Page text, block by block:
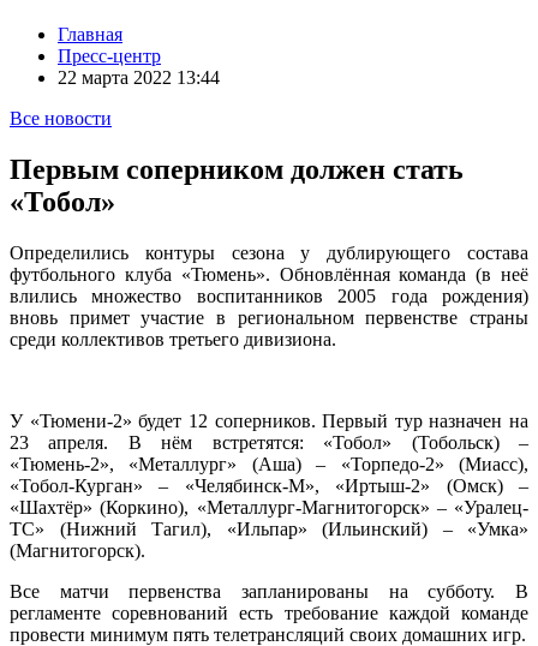
Главная
Пресс-центр
22 марта 2022 13:44
Все новости
Первым соперником должен стать
«Тобол»
Определились контуры сезона у дублирующего состава
футбольного клуба «Тюмень». Обновлённая команда (в неё
влились множество воспитанников 2005 года рождения)
вновь примет участие в региональном первенстве страны
среди коллективов третьего дивизиона.
У «Тюмени-2» будет 12 соперников. Первый тур назначен на
23 апреля. В нём встретятся: «Тобол» (Тобольск) –
«Тюмень-2», «Металлург» (Аша) – «Торпедо-2» (Миасс),
«Тобол-Курган» – «Челябинск-М», «Иртыш-2» (Омск) –
«Шахтёр» (Коркино), «Металлург-Магнитогорск» – «Уралец-
ТС» (Нижний Тагил), «Ильпар» (Ильинский) – «Умка»
(Магнитогорск).
Все матчи первенства запланированы на субботу. В
регламенте соревнований есть требование каждой команде
провести минимум пять телетрансляций своих домашних игр.